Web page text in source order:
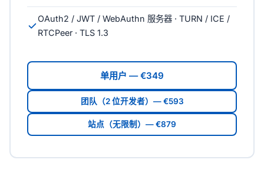
OAuth2 / JWT / WebAuthn 服务器 · TURN / ICE /
RTCPeer · TLS 1.3
单用户 — €349
团队（2 位开发者）— €593
站点（无限制）— €879